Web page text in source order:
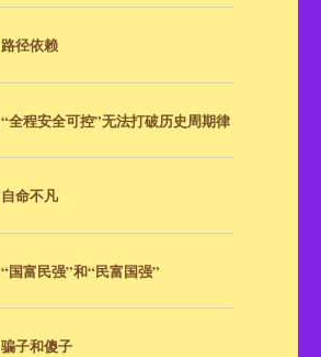
路径依赖
“全程安全可控”无法打破历史周期律
自命不凡
“国富民强”和“民富国强”
骗子和傻子